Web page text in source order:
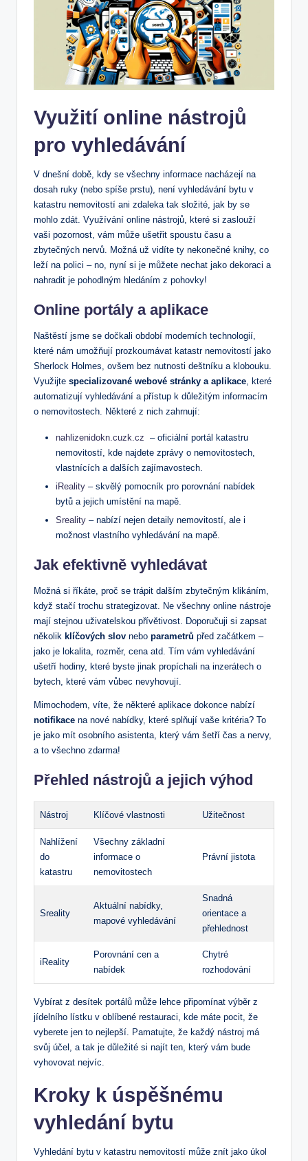
Využití online nástrojů
pro vyhledávání
V dnešní době, kdy se ‌všechny⁤ informace nacházejí⁢ na
dosah ⁢ruky (nebo ⁢spíše prstu), není vyhledávání bytu v
katastru nemovitostí ani ⁣zdaleka tak ‍složité, jak by se‍
mohlo zdát. Využívání⁢ online nástrojů, ​které si zaslouží‍
vaši‌ pozornost, vám ​může ušetřit spoustu ‍času a
zbytečných ‍nervů. Možná‍ už vidíte ty nekonečné knihy, co
leží na polici – no,​ nyní si je můžete nechat jako dekoraci a
nahradit je pohodlným hledáním z ⁢pohovky!
Online portály a ‍aplikace
Naštěstí jsme se dočkali období ⁤moderních technologií,
které nám umožňují prozkoumávat katastr nemovitostí‌ jako
‍Sherlock Holmes, ovšem bez nutnosti deštníku a klobouku.⁤
Využijte specializované‍ webové stránky a aplikace , ‍které
automatizují⁢ vyhledávání ‍a přístup k⁤ důležitým informacím
o ‍nemovitostech. Některé z nich ⁢zahrnují:
nahlizenidokn.cuzk.cz ⁤ – oficiální portál katastru
nemovitostí, kde‍ najdete⁤ zprávy o nemovitostech,
vlastnících ⁣a dalších zajímavostech.
iReality – skvělý pomocník pro porovnání nabídek
bytů a⁢ jejich umístění ⁤na mapě.
Sreality – nabízí nejen detaily ‌nemovitostí,⁣ ale i⁢
možnost vlastního vyhledávání na mapě.
Jak efektivně vyhledávat
Možná⁣ si říkáte, proč⁢ se trápit dalším zbytečným klikáním,​
když stačí trochu strategizovat. Ne všechny online nástroje
mají stejnou uživatelskou​ přívětivost. Doporučuji⁢ si‌ zapsat
několik klíčových slov nebo parametrů před ⁤začátkem –
jako je⁢ lokalita, rozměr, cena‌ atd.⁣ Tím​ vám ⁣vyhledávání​
ušetří hodiny, ‌které byste jinak ‌propíchali​ na inzerátech​ o
bytech, které vám vůbec nevyhovují.
Mimochodem, víte,​ že ‍některé aplikace dokonce nabízí
notifikace na ​nové nabídky,‍ které‍ splňují ⁣vaše⁣ kritéria?‍ To ​
je⁤ jako mít osobního ⁣asistenta, který vám šetří čas a nervy,
a to ⁤všechno zdarma!
Přehled nástrojů a jejich​ výhod
Nástroj Klíčové ⁤vlastnosti Užitečnost
Nahlížení
do ​
katastru
Všechny základní
‌informace o
nemovitostech
Právní jistota
Sreality
Aktuální⁤ nabídky,‌
mapové vyhledávání
Snadná
orientace a
přehlednost
iReality
Porovnání cen a⁣
nabídek
Chytré
rozhodování
Vybírat z‌ desítek portálů může lehce⁢ připomínat výběr z
jídelního lístku v oblíbené⁢ restauraci, kde⁣ máte pocit, že
vyberete‌ jen to⁤ nejlepší.‍ Pamatujte, že⁤ každý nástroj má
svůj ⁢účel,⁢ a tak je důležité​ si najít ten,⁢ který vám ⁢bude
vyhovovat nejvíc.
Kroky k úspěšnému⁢
vyhledání bytu
Vyhledání bytu v​ katastru ⁢nemovitostí může ⁣znít ‌jako úkol